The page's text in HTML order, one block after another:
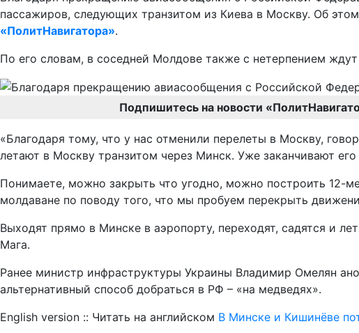
пассажиров, следующих транзитом из Киева в Москву. Об
«ПолитНавигатора».
По его словам, в соседней Молдове также с нетерпением
Подпишитесь на новости
«Благодаря тому, что у нас отменили перелеты в Москву,
летают в Москву транзитом через Минск. Уже заканчивают его
Понимаете, можно закрыть что угодно, можно построить 12-
молдаване по поводу того, что мы пробуем перекрыть
Выходят прямо в Минске в аэропорту, переходят, садятся и
Мага.
Ранее министр инфраструктуры Украины Владимир Омелян
альтернативный способ добраться в РФ – «на медведях».
English version :: Читать на английском В Минске и Кишинёве